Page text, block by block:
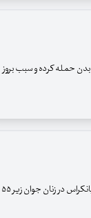
حمله کرده و سبب بروز
مطالعات اخیر محققان دانشگاه شیکاگو نشان می‌دهد سرطان پانکراس در زنان جوان زیر ۵۵